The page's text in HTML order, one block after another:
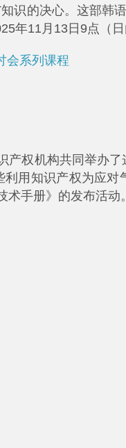
识的决心。这部韩
年11月13日9点（日
会系列课程
产权机构共同举办
用知识产权为应
手册》的发布活动。